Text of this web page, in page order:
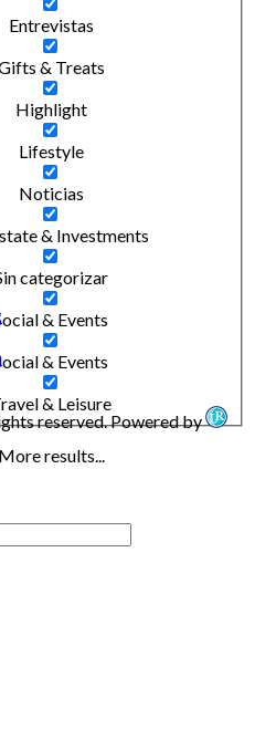
Entrevistas
& Treats
Highlight
Lifestyle
Noticias
& Investments
categorizar
& Events
& Events
& Leisure
More results...
reserved. Powered by